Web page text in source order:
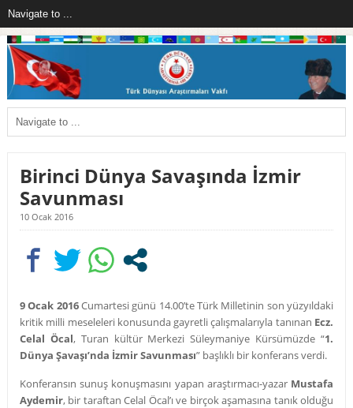
Birinci Dünya Savaşında İzmir
Savunması
10 Ocak 2016
9 Ocak 2016Cumartesi günü 14.00’te Türk Milletinin son yüzyıldaki
kritik milli meseleleri konusunda gayretli çalışmalarıyla tanınan Ecz.
Celal Öcal, Turan kültür Merkezi Süleymaniye Kürsümüzde “1.
Dünya Şavaşı’nda İzmir Savunması” başlıklı bir konferans verdi.
Konferansın sunuş konuşmasını yapan araştırmacı-yazar Mustafa
Aydemir, bir taraftan Celal Öcal’ı ve birçok aşamasına tanık olduğu